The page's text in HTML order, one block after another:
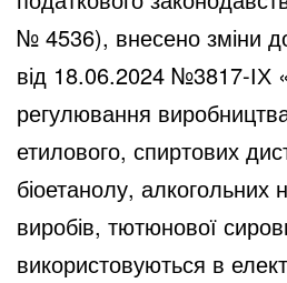
№ 4536), внесено зміни
від 18.06.2024 №3817-ІХ
регулювання виробництва
етилового, спиртових
біоетанолу, алкогольних
виробів, тютюнової
використовуються в